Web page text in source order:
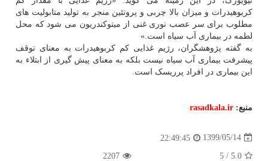
کربوهیدرات و میزان بالا چربی و پروتئین منجر به تولید متابولیت های
مطلوب برای سر عصب نوری غنی از میتوکندریون می شود که محل
لطمه در بیماری آب سیاه است.»
به گفته پژوهشگران، رژیم غذایی کم کربوهیدرات به معنای توقف
پیشرفت بیماری آب سیاه نیست بلکه به معنای پیش گیری از ابتلاء به
این بیماری در افراد پرریسک است.
منبع: rasadkala.ir
1399/05/14
22:49:45
5.0
/
5
2207